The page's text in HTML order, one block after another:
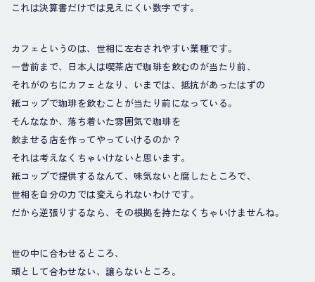
これは決算書だけでは見えにくい数字です。
カフェというのは、世相に左右されやすい業種です。
一昔前まで、日本人は喫茶店で珈琲を飲むのが当たり前、
それがのちにカフェとなり、いまでは、抵抗があったはずの
紙コップで珈琲を飲むことが当たり前になっている。
そんななか、落ち着いた雰囲気で珈琲を
飲ませる店を作ってやっていけるのか？
それは考えなくちゃいけないと思います。
紙コップで提供するなんて、味気ないと腐したところで、
世相を自分の力では変えられないわけです。
だから逆張りするなら、その根拠を持たなくちゃいけませんね。
世の中に合わせるところ、
頑として合わせない、譲らないところ。